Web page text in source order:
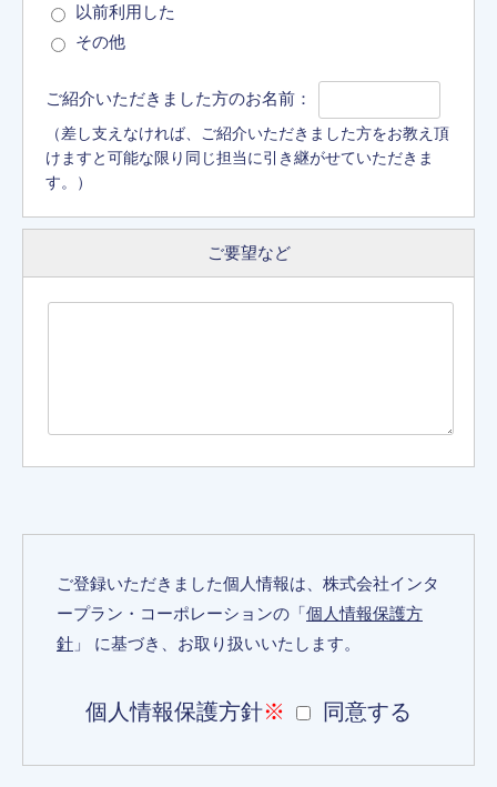
以前利用した
その他
ご紹介いただきました方のお名前：
（差し支えなければ、ご紹介いただきました方をお教え頂
けますと可能な限り同じ担当に引き継がせていただきま
す。）
ご要望など
ご登録いただきました個人情報は、株式会社インタ
ープラン・コーポレーションの「個人情報保護方
針 」 に基づき、お取り扱いいたします。
個人情報保護方針※ 同意する